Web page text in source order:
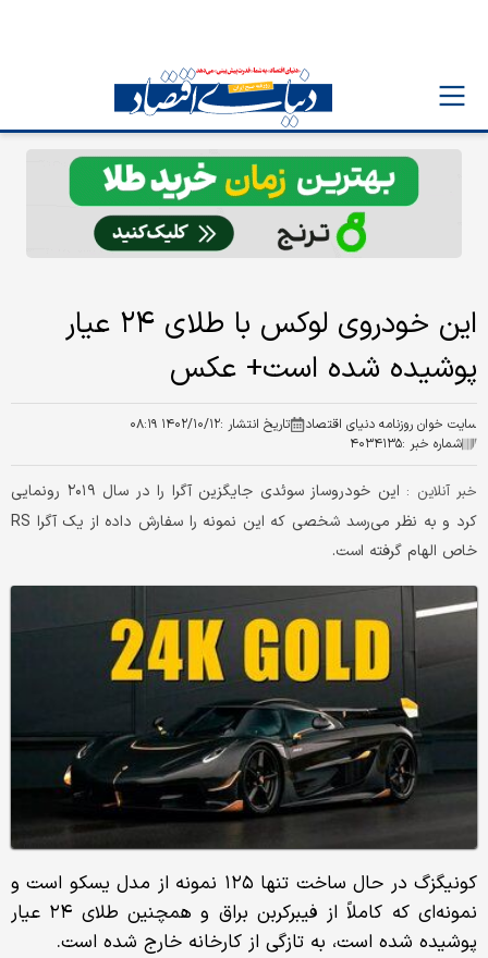
این خودروی لوکس با طلای ۲۴ عیار
پوشیده شده است+ عکس
سایت خوان روزنامه دنیای اقتصاد تاریخ انتشار :۱۴۰۲/۱۰/۱۲ ۰۸:۱۹
شماره خبر :۴۰۳۴۱۳۵
خبر آنلاین :
این خودروساز سوئدی جایگزین آگرا را در سال ۲۰۱۹ رونمایی
کرد و به نظر می‌رسد شخصی که این نمونه را سفارش داده از یک آگرا RS
خاص الهام گرفته است.
کونیگزگ در حال ساخت تنها ۱۲۵ نمونه از مدل یسکو است و
نمونه‌ای که کاملاً از فیبرکربن براق و همچنین طلای ۲۴ عیار
پوشیده شده است، به تازگی از کارخانه خارج شده است.